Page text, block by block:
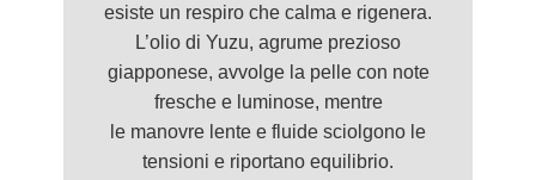
esiste un respiro che calma e rigenera.
L’olio di Yuzu, agrume prezioso
giapponese, avvolge la pelle con note
fresche e luminose, mentre
le manovre lente e fluide sciolgono le
tensioni e riportano equilibrio.